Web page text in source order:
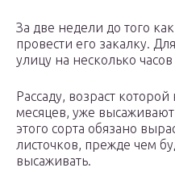
За две недели до того
провести его закалку.
улицу на несколько
Рассаду, возраст
месяцев, уже
этого сорта обязано
листочков, прежде чем
высаживать.